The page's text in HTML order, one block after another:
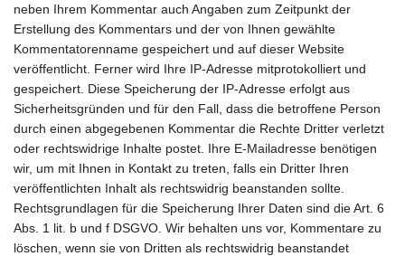
neben Ihrem Kommentar auch Angaben zum Zeitpunkt der
Erstellung des Kommentars und der von Ihnen gewählte
Kommentatorenname gespeichert und auf dieser Website
veröffentlicht. Ferner wird Ihre IP-Adresse mitprotokolliert und
gespeichert. Diese Speicherung der IP-Adresse erfolgt aus
Sicherheitsgründen und für den Fall, dass die betroffene Person
durch einen abgegebenen Kommentar die Rechte Dritter verletzt
oder rechtswidrige Inhalte postet. Ihre E-Mailadresse benötigen
wir, um mit Ihnen in Kontakt zu treten, falls ein Dritter Ihren
veröffentlichten Inhalt als rechtswidrig beanstanden sollte.
Rechtsgrundlagen für die Speicherung Ihrer Daten sind die Art. 6
Abs. 1 lit. b und f DSGVO. Wir behalten uns vor, Kommentare zu
löschen, wenn sie von Dritten als rechtswidrig beanstandet